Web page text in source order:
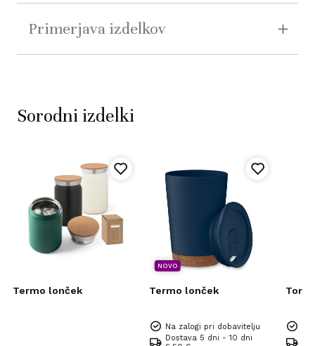
Primerjava izdelkov
Sorodni izdelki
Termo lonček
NOVO
Termo lonček
Na zalogi pri dobavitelju
Dostava 5 dni - 10 dni